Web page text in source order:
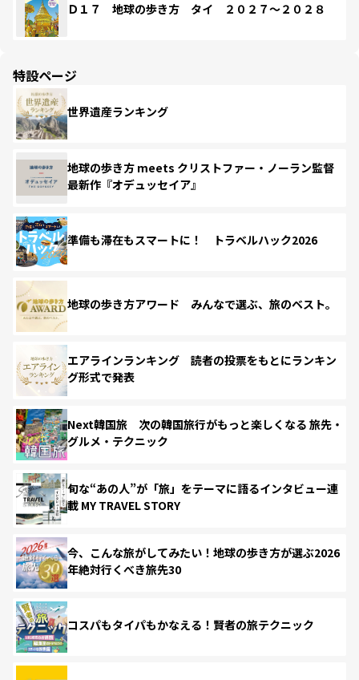
Ｄ１７ 地球の歩き方 タイ ２０２７～２０２８
特設ページ
世界遺産ランキング
地球の歩き方 meets クリストファー・ノーラン監督
最新作『オデュッセイア』
準備も滞在もスマートに！ トラベルハック2026
地球の歩き方アワード みんなで選ぶ、旅のベスト。
エアラインランキング 読者の投票をもとにランキン
グ形式で発表
Next韓国旅 次の韓国旅行がもっと楽しくなる 旅先・
グルメ・テクニック
旬な“あの人”が「旅」をテーマに語るインタビュー連
載 MY TRAVEL STORY
今、こんな旅がしてみたい！地球の歩き方が選ぶ2026
年絶対行くべき旅先30
コスパもタイパもかなえる！賢者の旅テクニック